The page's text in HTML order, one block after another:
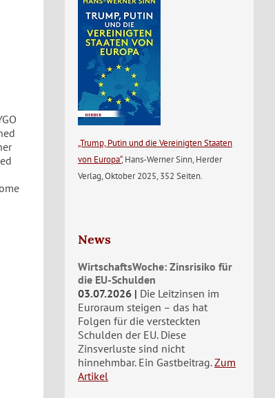
„Trump, Putin und die Vereinigten Staaten
von Europa“, Hans-Werner Sinn, Herder
Verlag, Oktober 2025, 352 Seiten.
News
WirtschaftsWoche: Zinsrisiko für
die EU-Schulden
03.07.2026
Die Leitzinsen im
Euroraum steigen – das hat
Folgen für die versteckten
Schulden der EU. Diese
Zinsverluste sind nicht
hinnehmbar. Ein Gastbeitrag. Zum
Artikel